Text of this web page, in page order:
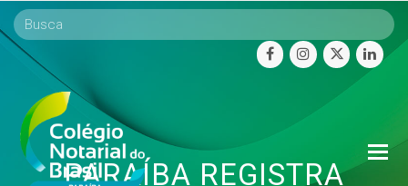
facebookinstagram
twitter
PARAÍBA REGISTRA